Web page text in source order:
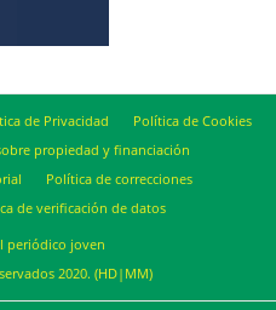
de Privacidad
Política de Cookies
propiedad y financiación
Política de correcciones
de verificación de datos
periódico joven
2020. (HD|MM)